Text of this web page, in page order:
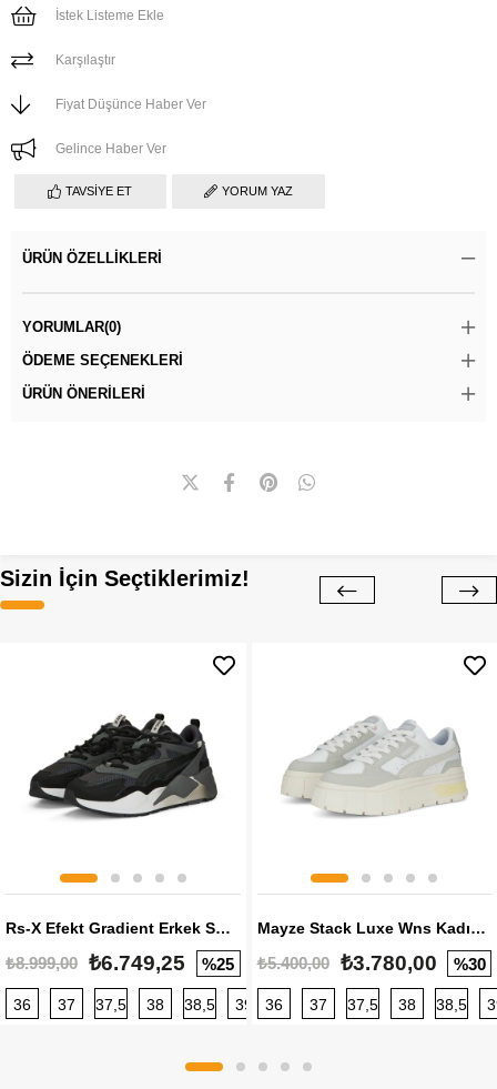
İstek Listeme Ekle
Karşılaştır
Fiyat Düşünce Haber Ver
Gelince Haber Ver
TAVSIYE ET YORUM YAZ
ÜRÜN ÖZELLIKLERI
YORUMLAR(0)
ÖDEME SEÇENEKLERI
ÜRÜN ÖNERILERI
Sizin İçin Seçtiklerimiz!
Rs-X Efekt Gradient Erkek Sneaker
₺8.999,00 ₺6.749,25 %25
36 37 37,5 38 38,5 39 40 40,5 41 42 42,5
Mayze Stack Luxe Wns Kadın Sneaker
₺5.400,00 ₺3.780,00 %30
36 37 37,5 38 38,5